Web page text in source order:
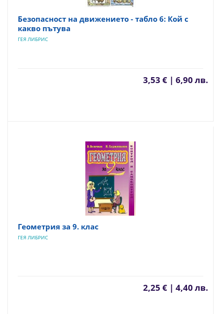
Безопасност на движението - табло 6: Кой с
какво пътува
ГЕЯ ЛИБРИС
3,53 € | 6,90 лв.
Геометрия за 9. клас
ГЕЯ ЛИБРИС
2,25 € | 4,40 лв.